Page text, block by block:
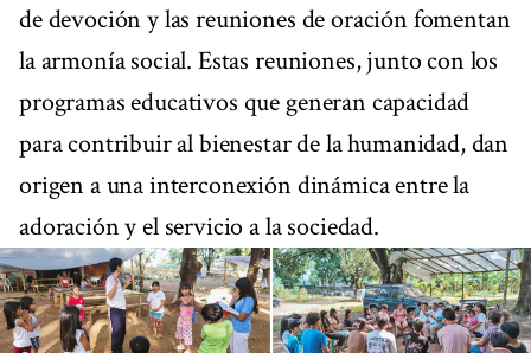
de devoción y las reuniones de oración fomentan
la armonía social. Estas reuniones, junto con los
programas educativos que generan capacidad
para contribuir al bienestar de la humanidad, dan
origen a una interconexión dinámica entre la
adoración y el servicio a la sociedad.